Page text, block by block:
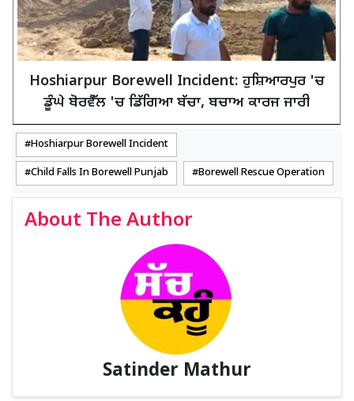
Hoshiarpur Borewell Incident: ਹੁਸ਼ਿਆਰਪੁਰ 'ਚ
ਡੂੰਘੇ ਬੋਰਵੈੱਲ 'ਚ ਡਿੱਗਿਆ ਬੱਚਾ, ਬਚਾਅ ਕਾਰਜ ਜਾਰੀ
Hoshiarpur Borewell Incident
Child Falls In Borewell Punjab Borewell Rescue Operation
About The Author
Satinder Mathur